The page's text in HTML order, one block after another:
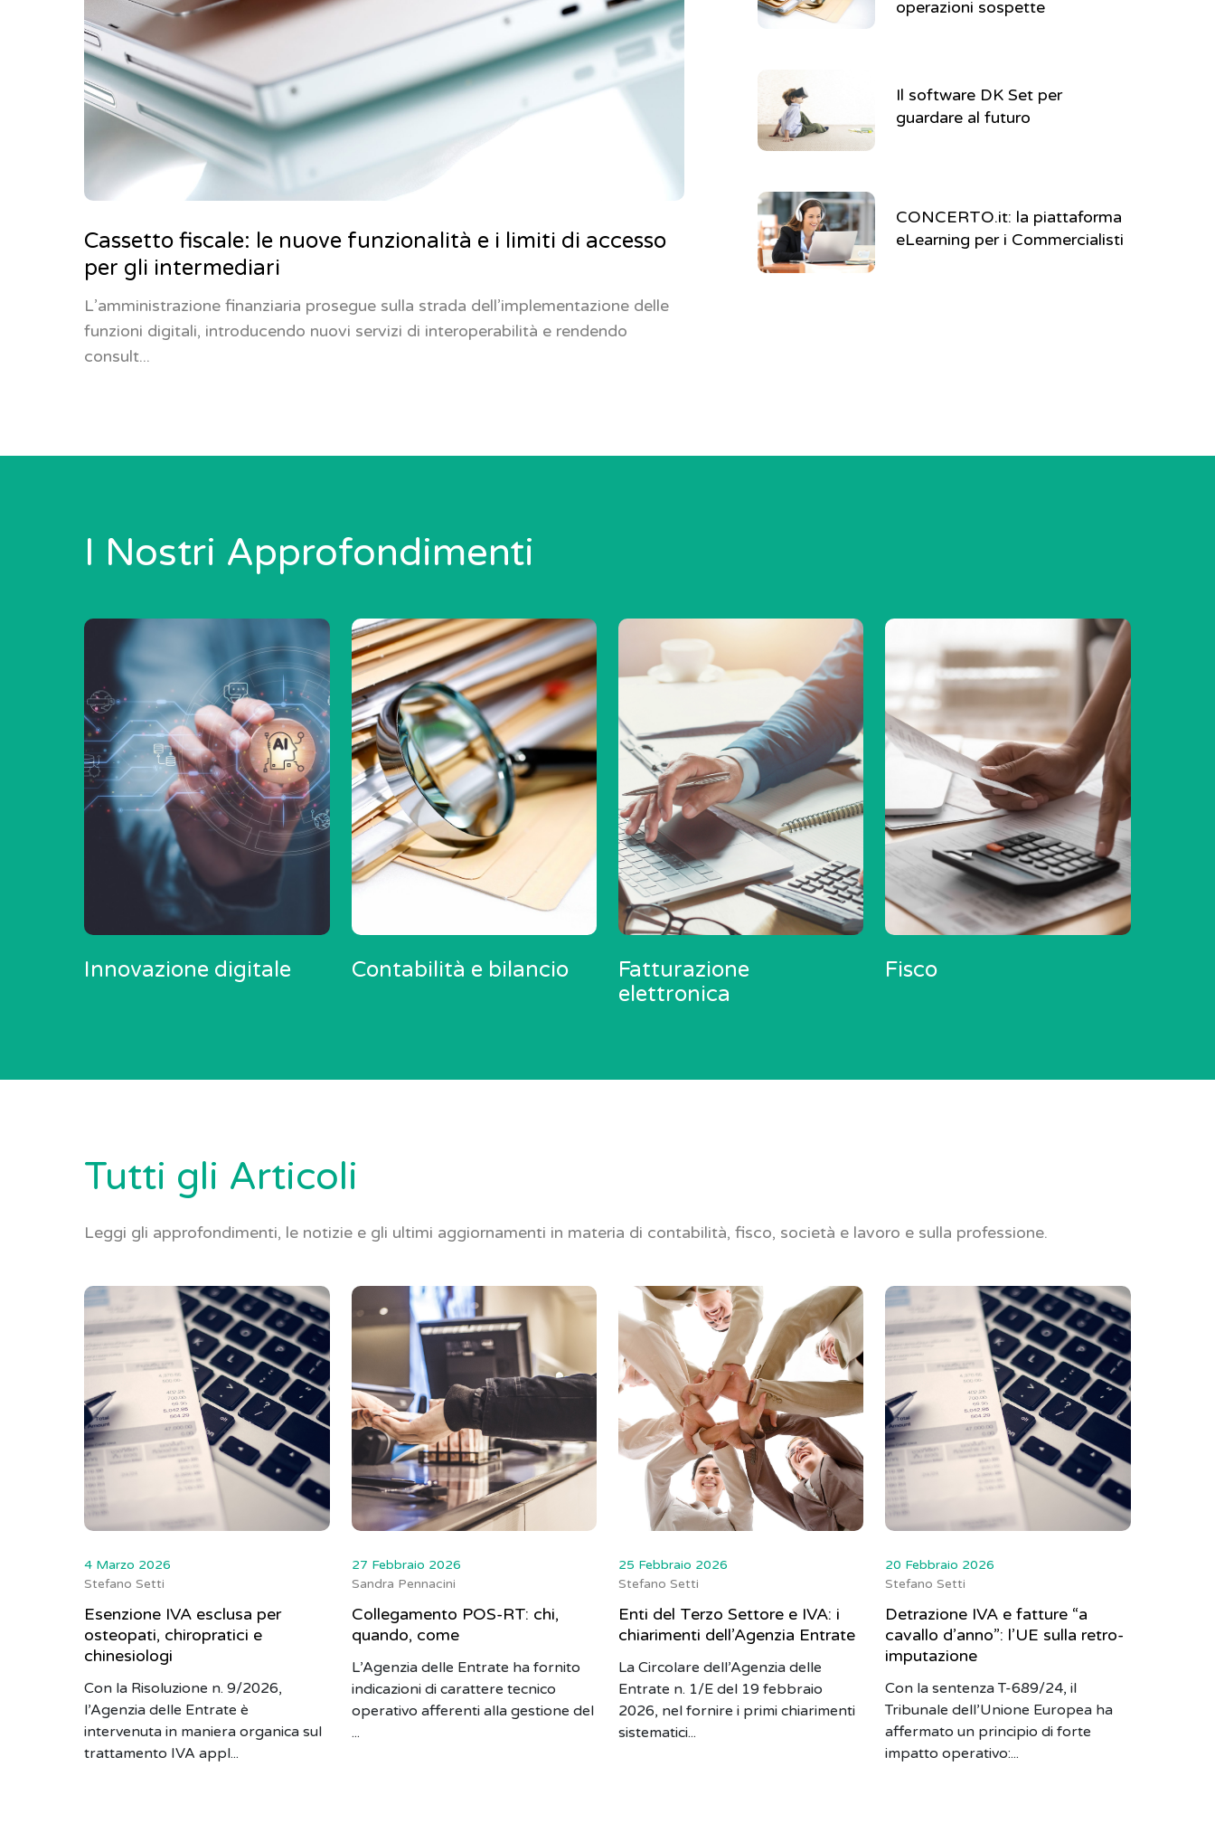
Cassetto fiscale: le nuove funzionalità e i limiti di accesso
per gli intermediari
L’amministrazione finanziaria prosegue sulla strada dell’implementazione delle
funzioni digitali, introducendo nuovi servizi di interoperabilità e rendendo
consult...
operazioni sospette
Il software DK Set per
guardare al futuro
CONCERTO.it: la piattaforma
eLearning per i Commercialisti
I Nostri Approfondimenti
Innovazione digitale Contabilità e bilancio
Fatturazione
elettronica
Fisco
Tutti gli Articoli
Leggi gli approfondimenti, le notizie e gli ultimi aggiornamenti in materia di contabilità, fisco, società e lavoro e sulla professione.
4 Marzo 2026
Stefano Setti
Esenzione IVA esclusa per
osteopati, chiropratici e
chinesiologi
Con la Risoluzione n. 9/2026,
l’Agenzia delle Entrate è
intervenuta in maniera organica sul
trattamento IVA appl...
27 Febbraio 2026
Sandra Pennacini
Collegamento POS-RT: chi,
quando, come
L’Agenzia delle Entrate ha fornito
indicazioni di carattere tecnico
operativo afferenti alla gestione del
...
25 Febbraio 2026
Stefano Setti
Enti del Terzo Settore e IVA: i
chiarimenti dell’Agenzia Entrate
La Circolare dell’Agenzia delle
Entrate n. 1/E del 19 febbraio
2026, nel fornire i primi chiarimenti
sistematici...
20 Febbraio 2026
Stefano Setti
Detrazione IVA e fatture “a
cavallo d’anno”: l’UE sulla retro-
imputazione
Con la sentenza T-689/24, il
Tribunale dell’Unione Europea ha
affermato un principio di forte
impatto operativo:...